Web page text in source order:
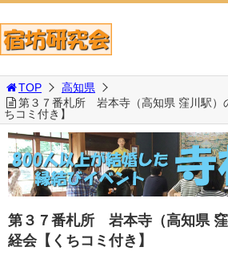
TOP
高知県
第３７番札所 岩本寺（高知県 窪川駅）
ちコミ付き】
第３７番札所 岩本寺（高知県
経会【くちコミ付き】